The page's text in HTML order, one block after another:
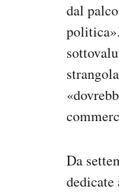
dal
Da
dedicate